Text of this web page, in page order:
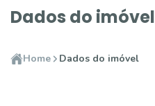
Dados do imóvel
Home Dados do imóvel